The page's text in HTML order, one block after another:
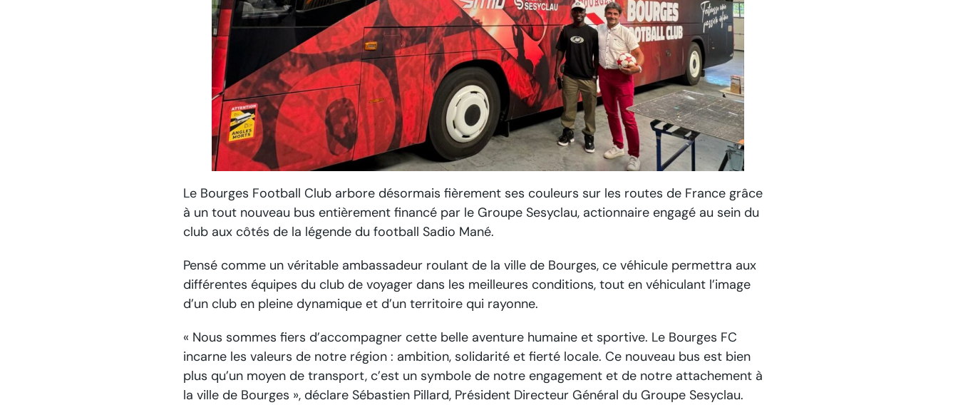
Le Bourges Football Club arbore désormais fièrement ses couleurs sur les routes de France grâce
à un tout nouveau bus entièrement financé par le Groupe Sesyclau, actionnaire engagé au sein du
club aux côtés de la légende du football Sadio Mané.
Pensé comme un véritable ambassadeur roulant de la ville de Bourges, ce véhicule permettra aux
différentes équipes du club de voyager dans les meilleures conditions, tout en véhiculant l’image
d’un club en pleine dynamique et d’un territoire qui rayonne.
« Nous sommes fiers d’accompagner cette belle aventure humaine et sportive. Le Bourges FC
incarne les valeurs de notre région : ambition, solidarité et fierté locale. Ce nouveau bus est bien
plus qu’un moyen de transport, c’est un symbole de notre engagement et de notre attachement à
la ville de Bourges », déclare Sébastien Pillard, Président Directeur Général du Groupe Sesyclau.